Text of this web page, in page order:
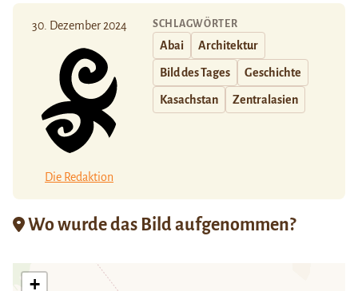
30. Dezember 2024
Die Redaktion
SCHLAGWÖRTER
Abai Architektur
Bild des Tages Geschichte
Kasachstan Zentralasien
Wo wurde das Bild aufgenommen?
+